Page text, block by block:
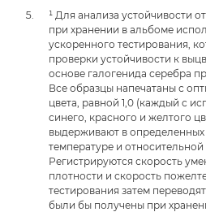
¹ Для анализа устойчивости
при хранении в альбоме
ускоренного тестирования,
проверки устойчивости к
основе галогенида серебра
Все образцы напечатаны с
цвета, равной 1,0 (каждый с
синего, красного и желтого
выдерживают в
температуре и относительной
Регистрируются скорость
плотности и скорость
тестирования затем
были бы получены при